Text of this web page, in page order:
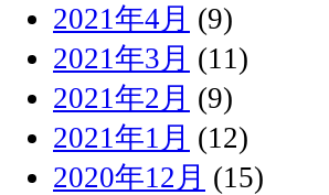
2021年4月 (9)
2021年3月 (11)
2021年2月 (9)
2021年1月 (12)
2020年12月 (15)